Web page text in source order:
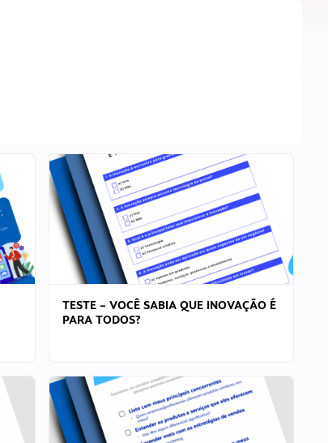
TESTE – VOCÊ SABIA QUE INOVAÇÃO É
PARA TODOS?